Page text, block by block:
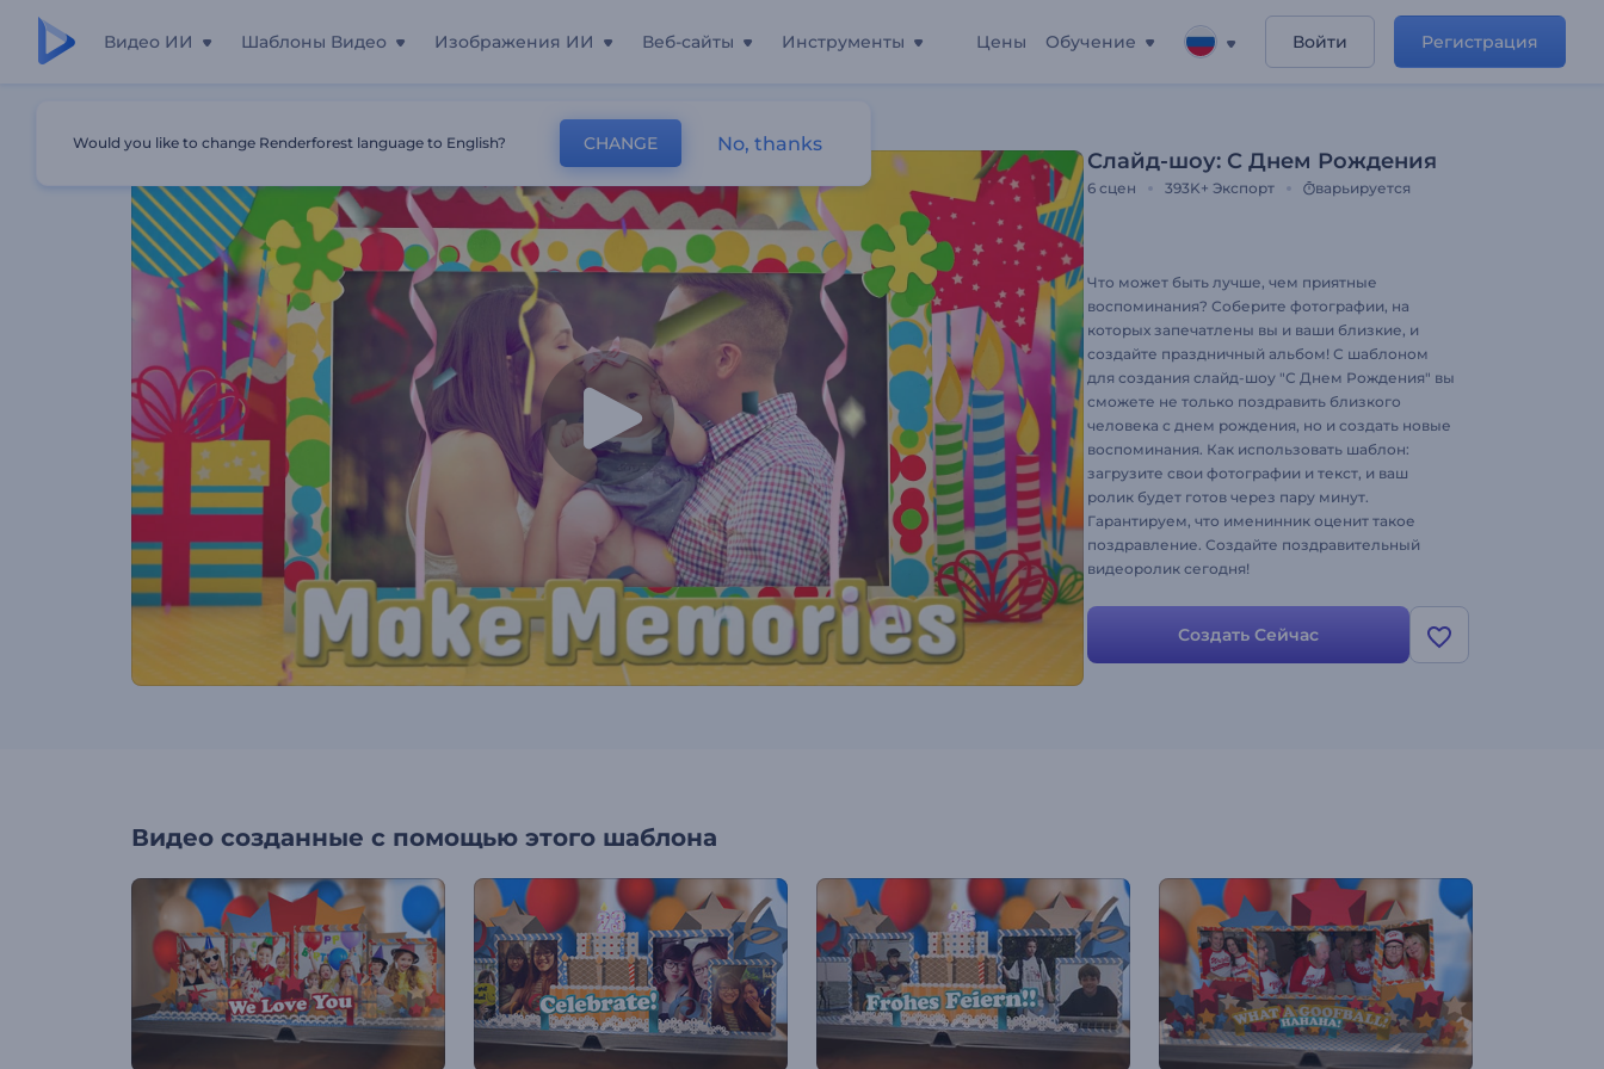
Видео ИИ Шаблоны Видео Изображения ИИ Веб-сайты Инструменты Цены Обучение Войти Регистрация
Слайд-шоу: С Днем Рождения
6 сцен 393K+ Экспорт варьируется
Что может быть лучше, чем приятные
воспоминания? Соберите фотографии, на
которых запечатлены вы и ваши близкие, и
создайте праздничный альбом! С шаблоном
для создания слайд-шоу "С Днем Рождения" вы
сможете не только поздравить близкого
человека с днем рождения, но и создать новые
воспоминания. Как использовать шаблон:
загрузите свои фотографии и текст, и ваш
ролик будет готов через пару минут.
Гарантируем, что именинник оценит такое
поздравление. Создайте поздравительный
видеоролик сегодня!
Создать Сейчас
Видео созданные с помощью этого шаблона
Would you like to change Renderforest language to English? CHANGE No, thanks